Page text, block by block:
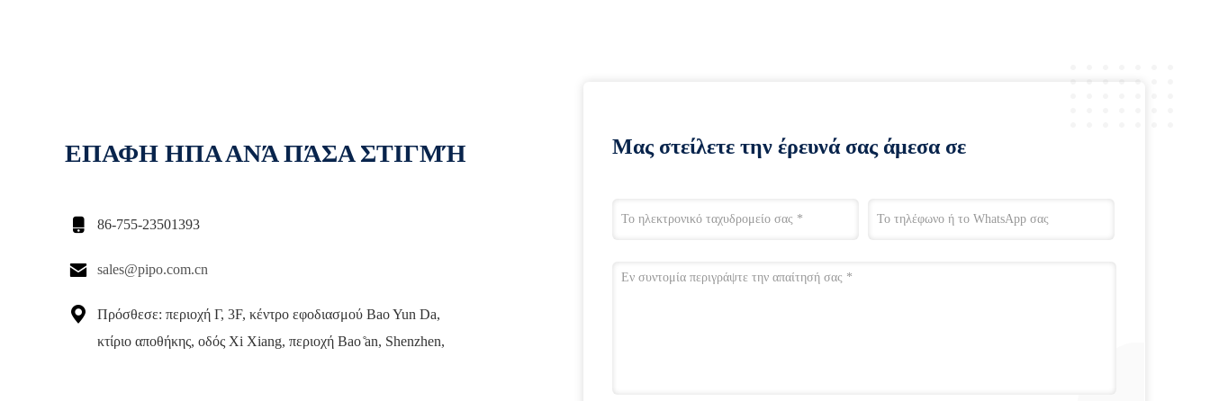
ΕΠΑΦΗ ΗΠΑ ΑΝΆ ΠΆΣΑ ΣΤΙΓΜΉ
 86-755-23501393
 sales@pipo.com.cn

Πρόσθεσε: περιοχή Γ, 3F, κέντρο εφοδιασμού Bao Yun Da,
κτίριο αποθήκης, οδός Xi Xiang, περιοχή Bao ̊an, Shenzhen,
Μας στείλετε την έρευνά σας άμεσα σε